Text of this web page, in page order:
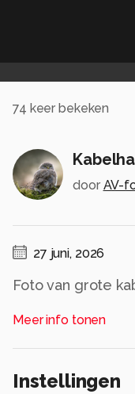
74 keer bekeken
door AV-
27 juni, 2026
Foto van grote
Alle rechten voorbehouden
Meer info tonen
Instellingen